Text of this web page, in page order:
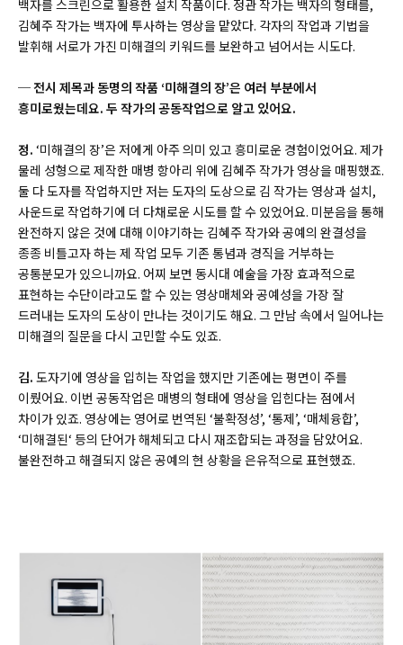
백자를 스크린으로 활용한 설치 작품이다. 정관 작가는 백자의 형태를,
김혜주 작가는 백자에 투사하는 영상을 맡았다. 각자의 작업과 기법을
발휘해 서로가 가진 미해결의 키워드를 보완하고 넘어서는 시도다.
─ 전시 제목과 동명의 작품 ‘미해결의 장’은 여러 부분에서
흥미로웠는데요. 두 작가의 공동작업으로 알고 있어요.
정. ‘미해결의 장’은 저에게 아주 의미 있고 흥미로운 경험이었어요. 제가
물레 성형으로 제작한 매병 항아리 위에 김혜주 작가가 영상을 매핑했죠.
둘 다 도자를 작업하지만 저는 도자의 도상으로 김 작가는 영상과 설치,
사운드로 작업하기에 더 다채로운 시도를 할 수 있었어요. 미분음을 통해
완전하지 않은 것에 대해 이야기하는 김혜주 작가와 공예의 완결성을
종종 비틀고자 하는 제 작업 모두 기존 통념과 경직을 거부하는
공통분모가 있으니까요. 어찌 보면 동시대 예술을 가장 효과적으로
표현하는 수단이라고도 할 수 있는 영상매체와 공예성을 가장 잘
드러내는 도자의 도상이 만나는 것이기도 해요. 그 만남 속에서 일어나는
미해결의 질문을 다시 고민할 수도 있죠.
김. 도자기에 영상을 입히는 작업을 했지만 기존에는 평면이 주를
이뤘어요. 이번 공동작업은 매병의 형태에 영상을 입힌다는 점에서
차이가 있죠. 영상에는 영어로 번역된 ‘불확정성’, ‘통제’, ‘매체융합’,
‘미해결된‘ 등의 단어가 해체되고 다시 재조합되는 과정을 담았어요.
불완전하고 해결되지 않은 공예의 현 상황을 은유적으로 표현했죠.